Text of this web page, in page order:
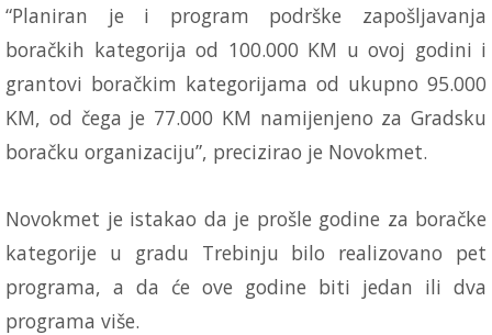
“Planiran je i program podrške zapošljavanja
boračkih kategorija od 100.000 KM u ovoj godini i
grantovi boračkim kategorijama od ukupno 95.000
KM, od čega je 77.000 KM namijenjeno za Gradsku
boračku organizaciju”, precizirao je Novokmet.
Novokmet je istakao da je prošle godine za boračke
kategorije u gradu Trebinju bilo realizovano pet
programa, a da će ove godine biti jedan ili dva
programa više.